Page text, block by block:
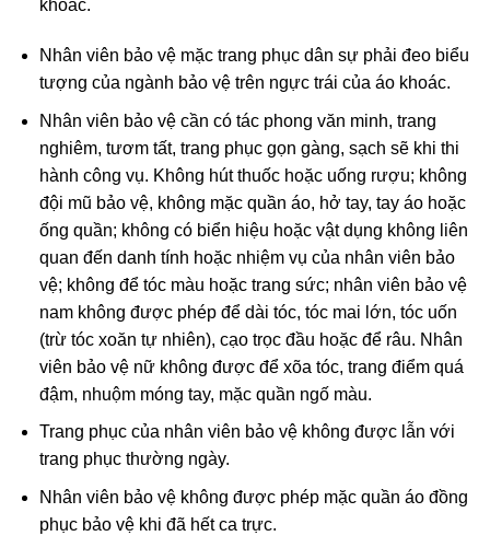
khoác.
Nhân viên bảo vệ mặc trang phục dân sự phải đeo biểu
tượng của ngành bảo vệ trên ngực trái của áo khoác.
Nhân viên bảo vệ cần có tác phong văn minh, trang
nghiêm, tươm tất, trang phục gọn gàng, sạch sẽ khi thi
hành công vụ. Không hút thuốc hoặc uống rượu; không
đội mũ bảo vệ, không mặc quần áo, hở tay, tay áo hoặc
ống quần; không có biển hiệu hoặc vật dụng không liên
quan đến danh tính hoặc nhiệm vụ của nhân viên bảo
vệ; không để tóc màu hoặc trang sức; nhân viên bảo vệ
nam không được phép để dài tóc, tóc mai lớn, tóc uốn
(trừ tóc xoăn tự nhiên), cạo trọc đầu hoặc để râu. Nhân
viên bảo vệ nữ không được để xõa tóc, trang điểm quá
đậm, nhuộm móng tay, mặc quần ngố màu.
Trang phục của nhân viên bảo vệ không được lẫn với
trang phục thường ngày.
Nhân viên bảo vệ không được phép mặc quần áo đồng
phục bảo vệ khi đã hết ca trực.